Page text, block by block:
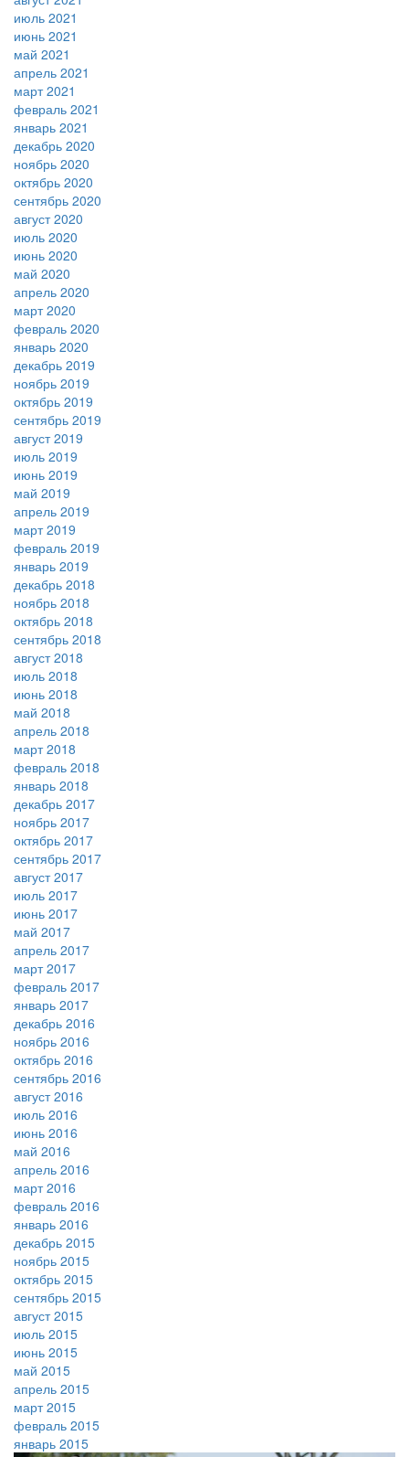
июль 2021
июнь 2021
май 2021
апрель 2021
март 2021
февраль 2021
январь 2021
декабрь 2020
ноябрь 2020
октябрь 2020
сентябрь 2020
август 2020
июль 2020
июнь 2020
май 2020
апрель 2020
март 2020
февраль 2020
январь 2020
декабрь 2019
ноябрь 2019
октябрь 2019
сентябрь 2019
август 2019
июль 2019
июнь 2019
май 2019
апрель 2019
март 2019
февраль 2019
январь 2019
декабрь 2018
ноябрь 2018
октябрь 2018
сентябрь 2018
август 2018
июль 2018
июнь 2018
май 2018
апрель 2018
март 2018
февраль 2018
январь 2018
декабрь 2017
ноябрь 2017
октябрь 2017
сентябрь 2017
август 2017
июль 2017
июнь 2017
май 2017
апрель 2017
март 2017
февраль 2017
январь 2017
декабрь 2016
ноябрь 2016
октябрь 2016
сентябрь 2016
август 2016
июль 2016
июнь 2016
май 2016
апрель 2016
март 2016
февраль 2016
январь 2016
декабрь 2015
ноябрь 2015
октябрь 2015
сентябрь 2015
август 2015
июль 2015
июнь 2015
май 2015
апрель 2015
март 2015
февраль 2015
январь 2015